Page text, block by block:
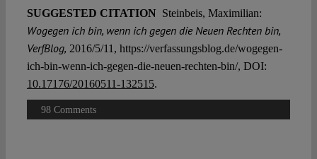
SUGGESTED CITATION Steinbeis, Maximilian:
Wogegen ich bin, wenn ich gegen die Neuen Rechten bin,
VerfBlog, 2016/5/11, https://verfassungsblog.de/wogegen-
ich-bin-wenn-ich-gegen-die-neuen-rechten-bin/, DOI:
10.17176/20160511-132515.
98 Comments